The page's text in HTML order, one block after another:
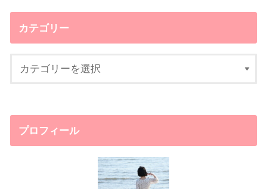
カテゴリー
プロフィール